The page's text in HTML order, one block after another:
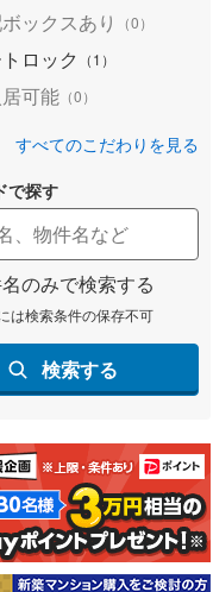
台予定
新築マンション
レジデンシャル仙台卸町
未定
2LDK～4LDK
仙台市地下鉄東西線 「卸町」
ックスあり （0）
ロック （1 ）
可能 （0）
すべてのこだわりを見る
で探す
のみで検索する
は検索条件の保存不可
検索する